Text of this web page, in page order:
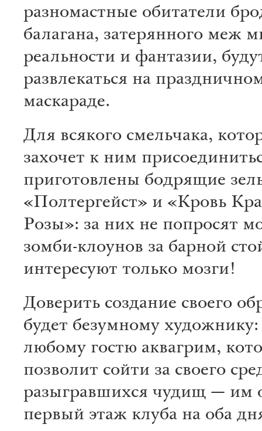
разномастные обитатели
балагана, затерянного меж
реальности и фантазии,
развлекаться на
маскараде.
Для всякого смельчака,
захочет к ним
приготовлены бодрящие
«Полтергейст» и «Кровь
Розы»: за них не попросят
зомби-клоунов за барной
интересуют только мозги!
Доверить создание своего
будет безумному художнику:
любому гостю аквагрим,
позволит сойти за своего
разыгравшихся чудищ — им
первый этаж клуба на оба